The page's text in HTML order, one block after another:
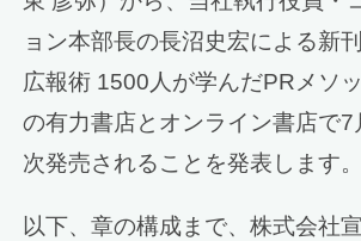
ョン本部長の長沼史宏による新
広報術 1500人が学んだPRメソ
の有力書店とオンライン書店で
次発売されることを発表します。
以下、章の構成まで、株式会社